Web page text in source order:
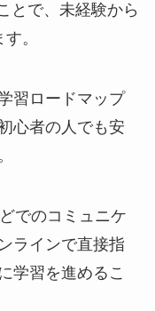
とで、未経験から
。
習ロードマップ
心者の人でも安
でのコミュニケ
ラインで直接指
学習を進めるこ